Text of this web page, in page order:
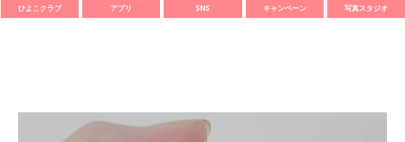
ひよこクラブ アプリ SNS キャンペーン 写真スタジオ